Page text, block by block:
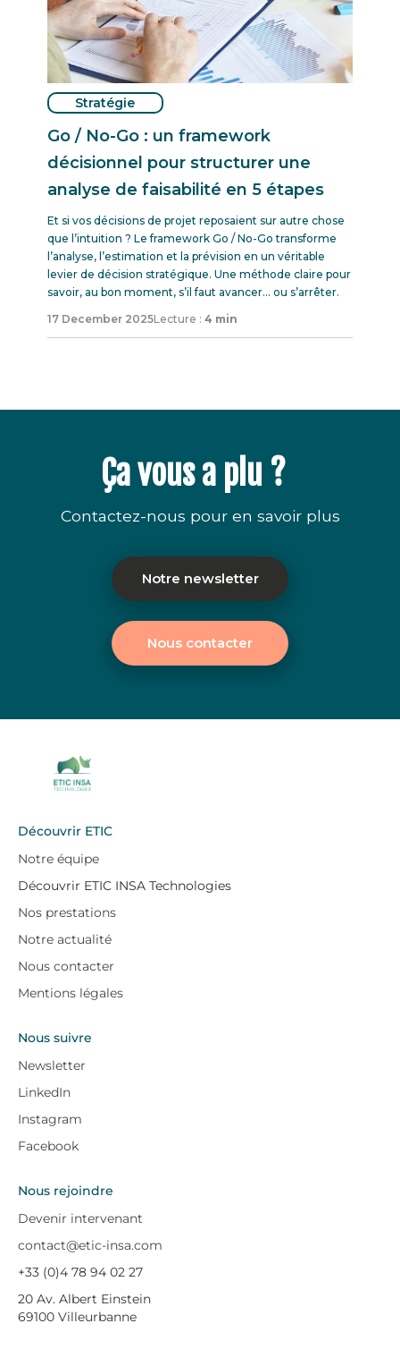
Stratégie
Go / No-Go : un framework
décisionnel pour structurer une
analyse de faisabilité en 5 étapes
Et si vos décisions de projet reposaient sur autre chose
que l’intuition ? Le framework Go / No-Go transforme
l’analyse, l’estimation et la prévision en un véritable
levier de décision stratégique. Une méthode claire pour
savoir, au bon moment, s’il faut avancer… ou s’arrêter.
17 December 2025Lecture : 4 min
Ça vous a plu ?
Contactez-nous pour en savoir plus
Notre newsletter
Nous contacter
Découvrir ETIC
Notre équipe
Découvrir ETIC INSA Technologies
Nos prestations
Notre actualité
Nous contacter
Mentions légales
Nous suivre
Newsletter
LinkedIn
Instagram
Facebook
Nous rejoindre
Devenir intervenant
contact@etic-insa.com
+33 (0)4 78 94 02 27
20 Av. Albert Einstein
69100 Villeurbanne